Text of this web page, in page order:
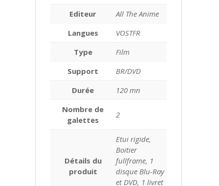
Editeur
All The Anime
Langues
VOSTFR
Type
Film
Support
BR/DVD
Durée
120 mn
Nombre de
galettes
2
Détails du
produit
Etui rigide,
Boitier
fullframe, 1
disque Blu-Ray
et DVD, 1 livret